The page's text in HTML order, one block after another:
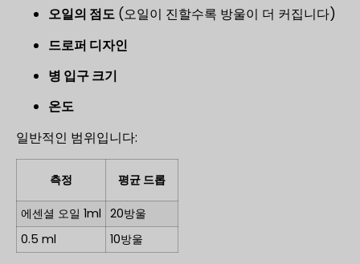
오일의 점도 (오일이 진할수록 방울이 더 커집니다)
드로퍼 디자인
병 입구 크기
온도
일반적인 범위입니다:
측정 평균 드롭
에센셜 오일 1ml 20방울
0.5 ml
10방울